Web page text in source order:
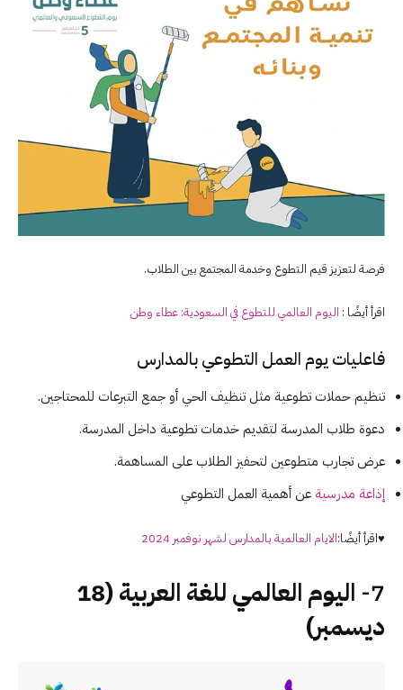
فرصة لتعزيز قيم التطوع وخدمة المجتمع بين الطلاب.
اقرأ أيضًا : اليوم العالمي للتطوع في السعودية: عطاء وطن
فاعليات يوم العمل التطوعي بالمدارس
تنظيم حملات تطوعية مثل تنظيف الحي أو جمع التبرعات للمحتاجين.
دعوة طلاب المدرسة لتقديم خدمات تطوعية داخل المدرسة.
عرض تجارب متطوعين لتحفيز الطلاب على المساهمة.
إذاعة مدرسية عن أهمية العمل التطوعي
♥اقرأ أيضًا:الايام العالمية بالمدارس لشهر نوفمبر 2024
7-
اليوم العالمي للغة العربية (18
ديسمبر)